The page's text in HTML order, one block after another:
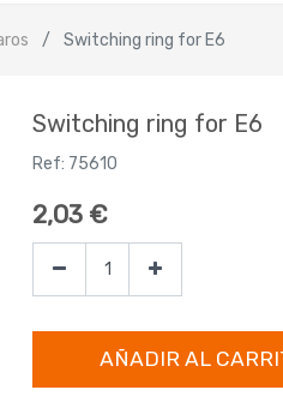
Switching ring for E6
Switching ring for E6
Ref: 75610
2,03 €
AÑADIR AL